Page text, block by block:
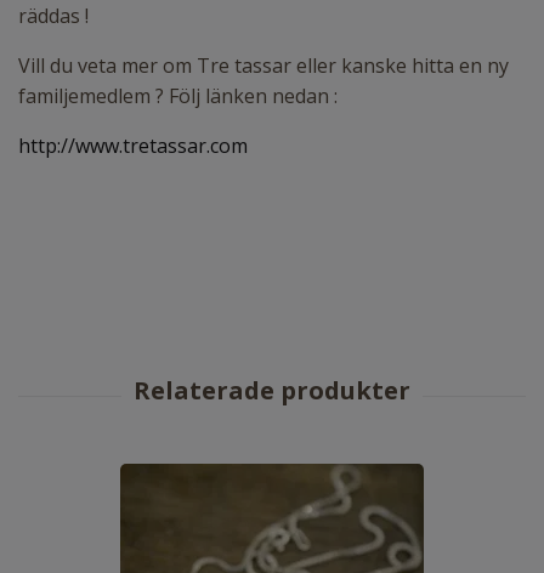
räddas !
Vill du veta mer om Tre tassar eller kanske hitta en ny
familjemedlem ? Följ länken nedan :
http://www.tretassar.com